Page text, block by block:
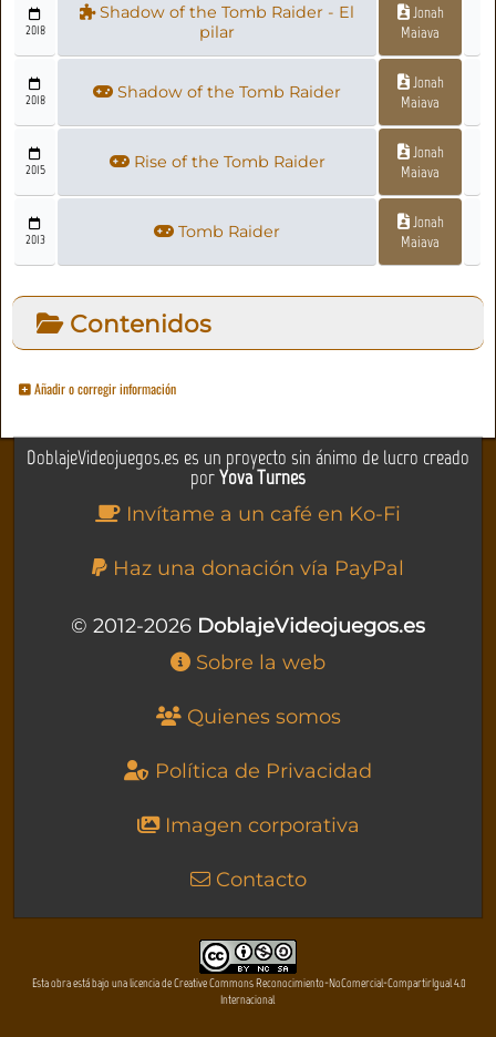
2018
Shadow of the Tomb Raider - El
pilar
Jonah
Maiava
2018 Shadow of the Tomb Raider
Jonah
Maiava
2015 Rise of the Tomb Raider
Jonah
Maiava
2013 Tomb Raider
Jonah
Maiava
Contenidos
Añadir o corregir información
DoblajeVideojuegos.es es un proyecto sin ánimo de lucro creado
porYova Turnes
Invítame a un café en Ko-Fi
Haz una donación vía PayPal
© 2012-2026 DoblajeVideojuegos.es
Sobre la web
Quienes somos
Política de Privacidad
Imagen corporativa
Contacto
Esta obra está bajo una licencia de Creative Commons Reconocimiento-NoComercial-CompartirIgual 4.0
Internacional